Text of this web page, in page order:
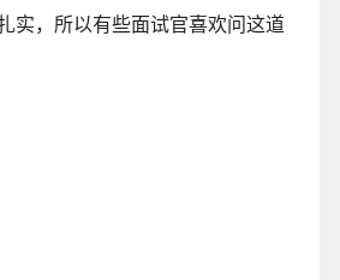
实，所以有些面试官喜欢问这道